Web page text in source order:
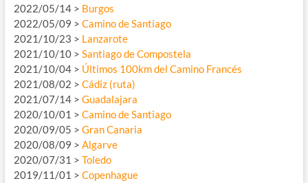
2022/05/14 > Burgos
2022/05/09 > Camino de Santiago
2021/10/23 > Lanzarote
2021/10/10 > Santiago de Compostela
2021/10/04 > Últimos 100km del Camino Francés
2021/08/02 > Cádiz (ruta)
2021/07/14 > Guadalajara
2020/10/01 > Camino de Santiago
2020/09/05 > Gran Canaria
2020/08/09 > Algarve
2020/07/31 > Toledo
2019/11/01 > Copenhague